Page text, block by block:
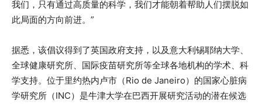
我们，只有通过高质量的科学，我们才能朝着帮助人们摆脱如
此局面的方向前进。”
据悉，该倡议得到了英国政府支持，以及意大利锡耶纳大学、
全球健康研究所、国际疫苗研究所等全球各地机构的学术、科
学支持。位于里约热内卢市（Rio de Janeiro）的国家心脏病
学研究所（INC）是牛津大学在巴西开展研究活动的潜在候选